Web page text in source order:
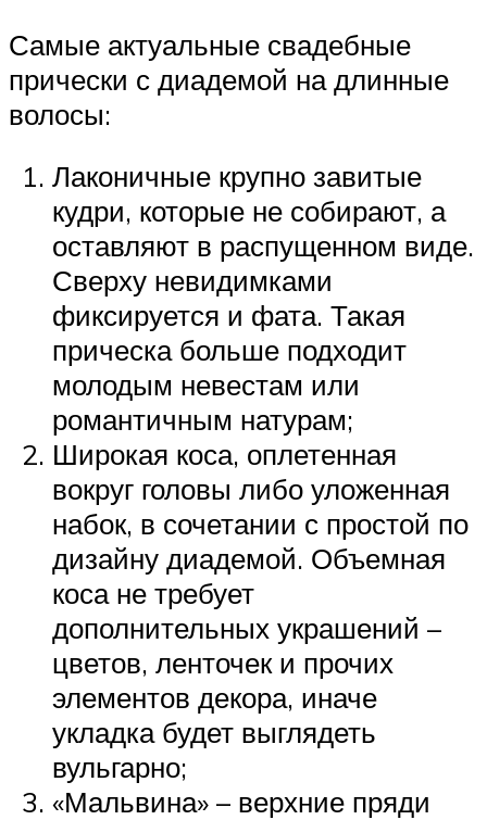
Самые актуальные свадебные
прически с диадемой на длинные
волосы:
Лаконичные крупно завитые
кудри, которые не собирают, а
оставляют в распущенном виде.
Сверху невидимками
фиксируется и фата. Такая
прическа больше подходит
молодым невестам или
романтичным натурам;
Широкая коса, оплетенная
вокруг головы либо уложенная
набок, в сочетании с простой по
дизайну диадемой. Объемная
коса не требует
дополнительных украшений –
цветов, ленточек и прочих
элементов декора, иначе
укладка будет выглядеть
вульгарно;
«Мальвина» – верхние пряди